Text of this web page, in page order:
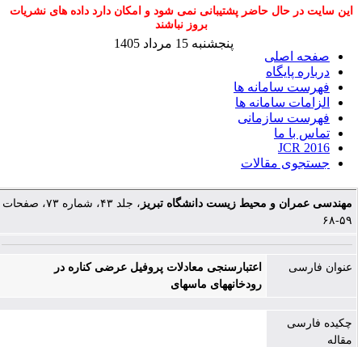
این سایت در حال حاضر پشتیبانی نمی شود و امکان دارد داده های نشریات
بروز نباشند
صفحه اصلی
درباره پایگاه
فهرست سامانه ها
الزامات سامانه ها
فهرست سازمانی
تماس با ما
JCR 2016
جستجوی مقالات
پنجشنبه 15 مرداد 1405
مهندسی عمران و محیط زیست دانشگاه تبریز
، جلد ۴۳، شماره ۷۳، صفحات
۵۹-۶۸
عنوان فارسی
اعتبارسنجی معادلات پروفیل عرضی کناره در
رودخانه‏های ماسه‏ای
چکیده فارسی
مقاله